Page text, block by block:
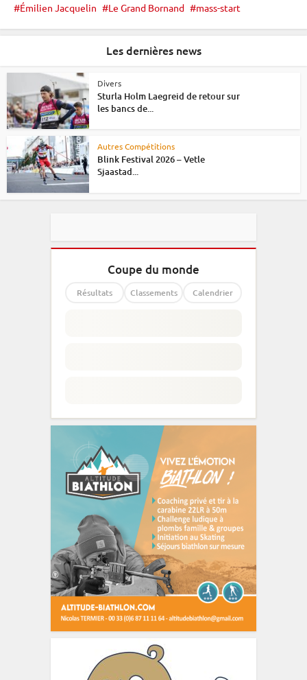
Émilien Jacquelin Le Grand Bornand mass-start
Les dernières news
Divers
Sturla Holm Laegreid de retour sur
les bancs de...
Autres Compétitions
Blink Festival 2026 – Vetle
Sjaastad...
Coupe du monde
Résultats Classements Calendrier